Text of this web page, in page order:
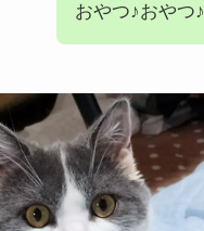
おやつ♪おやつ♪